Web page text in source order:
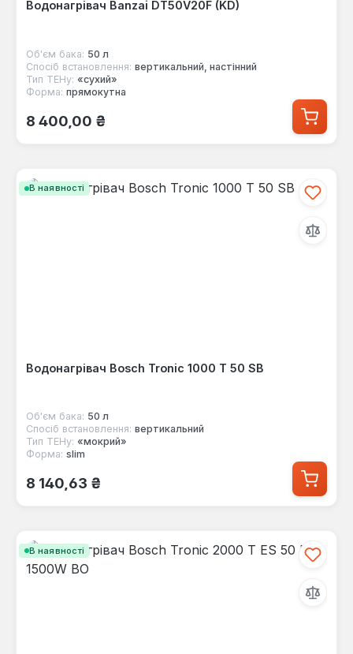
Водонагрівач Banzai DT50V20F (KD)
Об'єм бака: 50 л
Спосіб встановлення: вертикальний, настінний
Тип ТЕНу: «сухий»
Форма: прямокутна
Звичайна ціна:
8 400,00 ₴
В наявності
Водонагрівач Bosch Tronic 1000 T 50 SB
Об'єм бака: 50 л
Спосіб встановлення: вертикальний
Тип ТЕНу: «мокрий»
Форма: slim
Звичайна ціна:
8 140,63 ₴
В наявності